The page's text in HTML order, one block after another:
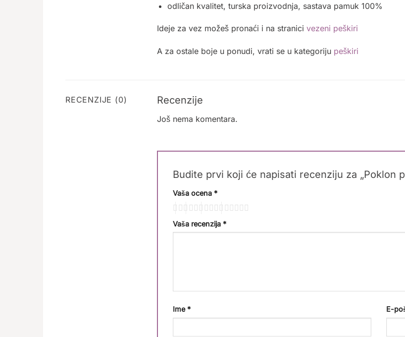
odličan kvalitet, turska proizvodnja, sastava pamuk 100%
Ideje za vez možeš pronaći i na stranici vezeni peškiri
A za ostale boje u ponudi, vrati se u kategoriju peškiri
RECENZIJE (0) Recenzije
Još nema komentara.
Budite prvi koji će napisati recenziju za „Poklon
Vaša ocena *
Vaša recenzija *
Ime * E-